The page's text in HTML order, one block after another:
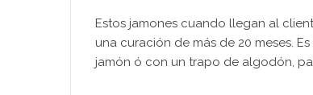
Estos jamones cuando llegan al
una curación de más de 20 meses.
jamón ó con un trapo de algodón,